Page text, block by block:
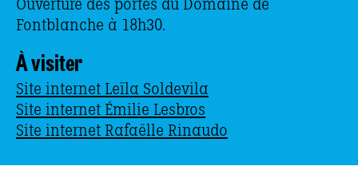
Ouverture des portes du Domaine de
Fontblanche à 18h30.
À visiter
Site internet Leïla Soldevila
Site internet Émilie Lesbros
Site internet Rafaëlle Rinaudo